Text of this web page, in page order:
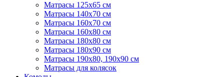
Матрасы 125х65 см
Матрасы 140х70 см
Матрасы 160х70 см
Матрасы 160х80 см
Матрасы 180х80 см
Матрасы 180х90 см
Матрасы 190х80, 190х90 см
Матрасы для колясок